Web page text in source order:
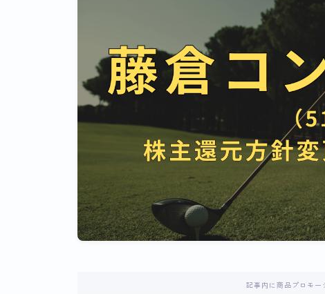
記事内に商品プロモ